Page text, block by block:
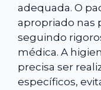
adequada. O
apropriado nas
seguindo
médica. A
precisa ser
específicos,